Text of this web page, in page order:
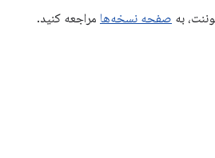
به صفحه نسخه‌ها مراجعه کنید.